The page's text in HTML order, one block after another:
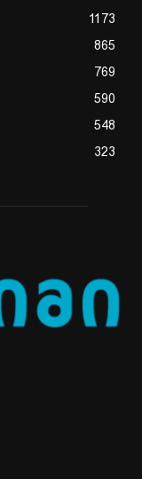
1173
865
769
590
548
323